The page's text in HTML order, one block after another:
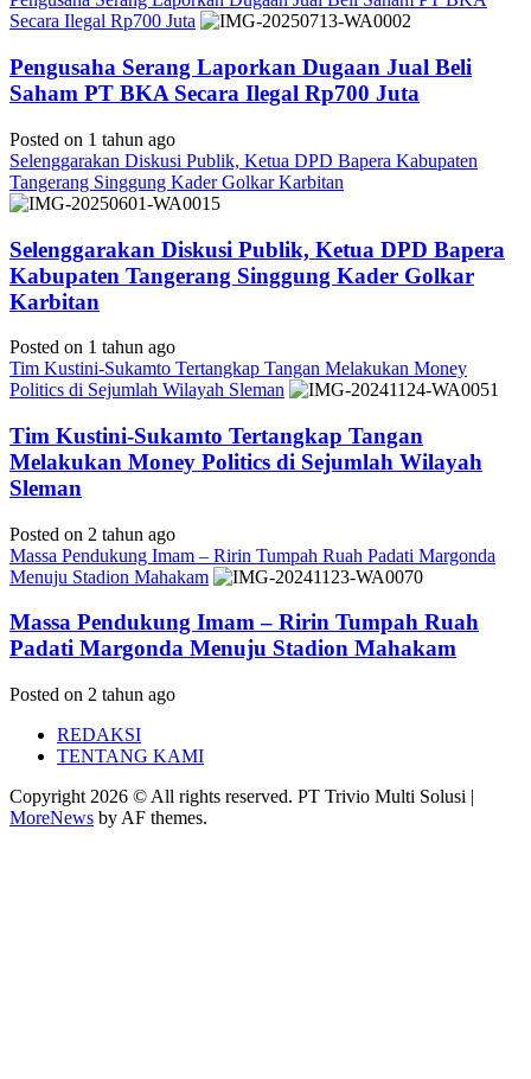
Secara Ilegal Rp700 Juta
Pengusaha Serang Laporkan Dugaan Jual Beli
Saham PT BKA Secara Ilegal Rp700 Juta
Posted on 1 tahun ago
Selenggarakan Diskusi Publik, Ketua DPD Bapera Kabupaten
Tangerang Singgung Kader Golkar Karbitan
Selenggarakan Diskusi Publik, Ketua DPD Bapera
Kabupaten Tangerang Singgung Kader Golkar
Karbitan
Posted on 1 tahun ago
Tim Kustini-Sukamto Tertangkap Tangan Melakukan Money
Politics di Sejumlah Wilayah Sleman
Tim Kustini-Sukamto Tertangkap Tangan
Melakukan Money Politics di Sejumlah Wilayah
Sleman
Posted on 2 tahun ago
Massa Pendukung Imam – Ririn Tumpah Ruah Padati Margonda
Menuju Stadion Mahakam
Massa Pendukung Imam – Ririn Tumpah Ruah
Padati Margonda Menuju Stadion Mahakam
Posted on 2 tahun ago
REDAKSI
TENTANG KAMI
Copyright 2026 © All rights reserved. PT Trivio Multi Solusi |
MoreNews by AF themes.